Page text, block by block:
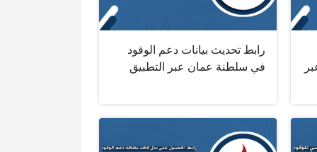
رابط تحديث بيانات دعم الوقود
في سلطنة عمان عبر التطبيق